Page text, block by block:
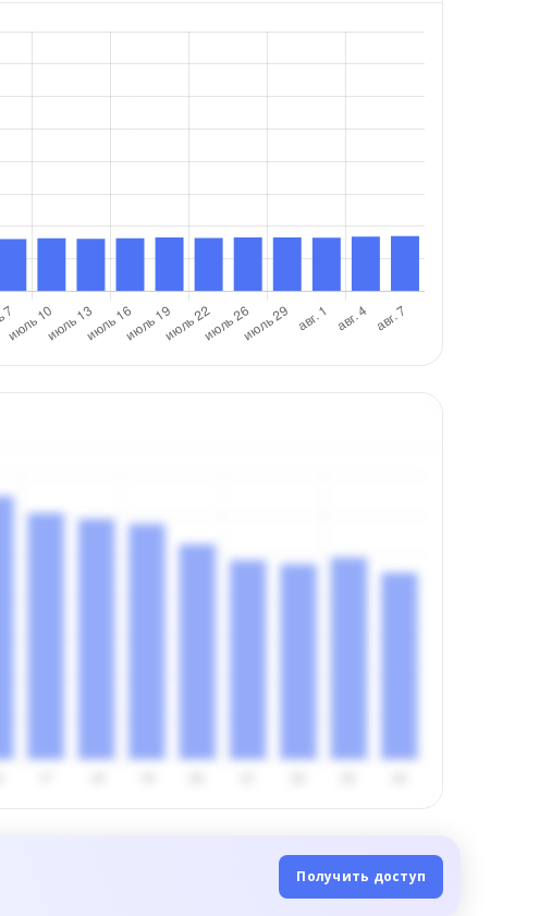
Получить доступ